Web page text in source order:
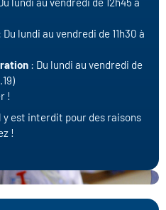
Du lundi au vendredi de 11h30 à
: Du lundi au vendredi de
!
est interdit pour des raisons
!